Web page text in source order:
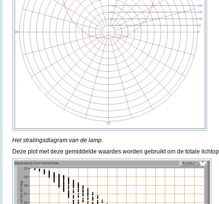
Het stralingsdiagram van de lamp.
Deze plot met deze gemiddelde waardes worden gebruikt om de totale